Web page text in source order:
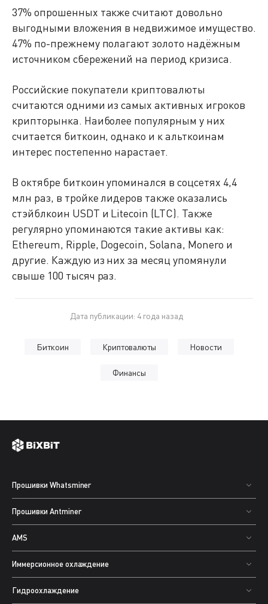
37% опрошенных также считают довольно
выгодными вложения в недвижимое имущество.
47% по-прежнему полагают золото надёжным
источником сбережений на период кризиса.
Российские покупатели криптовалюты
считаются одними из самых активных игроков
крипторынка. Наиболее популярным у них
считается биткоин, однако и к альткоинам
интерес постепенно нарастает.
В октябре биткоин упоминался в соцсетях 4,4
млн раз, в тройке лидеров также оказались
стэйблкоин USDT и Litecoin (LTC). Также
регулярно упоминаются такие активы как:
Ethereum, Ripple, Dogecoin, Solana, Monero и
другие. Каждую из них за месяц упомянули
свыше 100 тысяч раз.
Дата публикации: 4 года назад
Биткоин Криптовалюты Новости
Финансы
Прошивки Whatsminer
Прошивки Antminer
AMS
Иммерсионное охлаждение
Гидроохлаждение